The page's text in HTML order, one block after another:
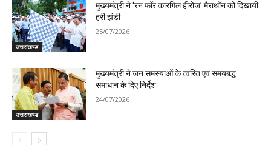
उत्तराखण्ड
मुख्यमंत्री ने ‘रन फॉर कारगिल हीरोज’ मैराथॉन को दिखायी
हरी झंडी
25/07/2026
उत्तराखण्ड
मुख्यमंत्री ने जन समस्याओं के त्वरित एवं समयबद्ध
समाधान के दिए निर्देश
24/07/2026